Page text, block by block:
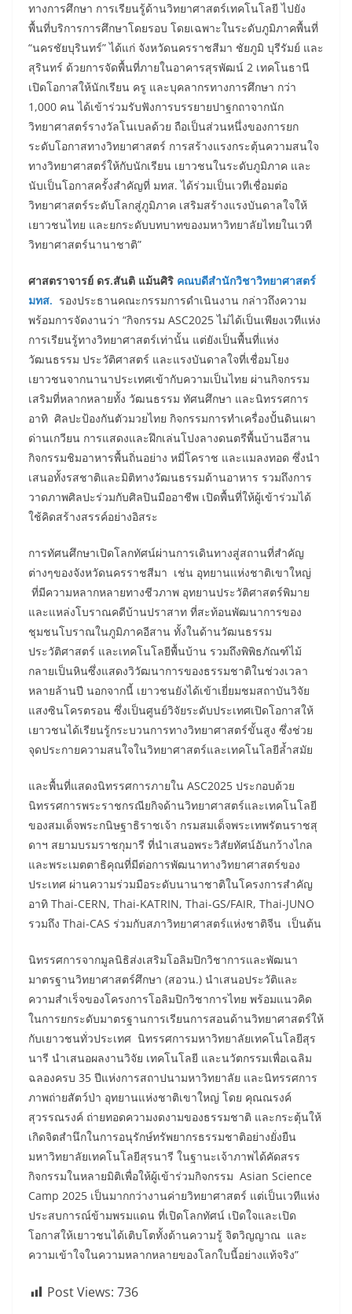
ทางการศึกษา การเรียนรู้ด้านวิทยาศาสตร์เทคโนโลยี ไปยัง
พื้นที่บริการการศึกษาโดยรอบ โดยเฉพาะในระดับภูมิภาคพื้นที่
“นครชัยบุรินทร์” ได้แก่ จังหวัดนครราชสีมา ชัยภูมิ บุรีรัมย์ และ
สุรินทร์ ด้วยการจัดพื้นที่ภายในอาคารสุรพัฒน์ 2 เทคโนธานี
เปิดโอกาสให้นักเรียน ครู และบุคลากรทางการศึกษา กว่า
1,000 คน ได้เข้าร่วมรับฟังการบรรยายปาฐกถาจากนัก
วิทยาศาสตร์รางวัลโนเบลด้วย ถือเป็นส่วนหนึ่งของการยก
ระดับโอกาสทางวิทยาศาสตร์ การสร้างแรงกระตุ้นความสนใจ
ทางวิทยาศาสตร์ให้กับนักเรียน เยาวชนในระดับภูมิภาค และ
นับเป็นโอกาสครั้งสำคัญที่ มทส. ได้ร่วมเป็นเวทีเชื่อมต่อ
วิทยาศาสตร์ระดับโลกสู่ภูมิภาค เสริมสร้างแรงบันดาลใจให้
เยาวชนไทย และยกระดับบทบาทของมหาวิทยาลัยไทยในเวที
วิทยาศาสตร์นานาชาติ”
ศาสตราจารย์ ดร.สันติ แม้นศิริ คณบดีสำนักวิชาวิทยาศาสตร์
มทส. รองประธานคณะกรรมการดำเนินงาน กล่าวถึงความ
พร้อมการจัดงานว่า “กิจกรรม ASC2025 ไม่ได้เป็นเพียงเวทีแห่ง
การเรียนรู้ทางวิทยาศาสตร์เท่านั้น แต่ยังเป็นพื้นที่แห่ง
วัฒนธรรม ประวัติศาสตร์ และแรงบันดาลใจที่เชื่อมโยง
เยาวชนจากนานาประเทศเข้ากับความเป็นไทย ผ่านกิจกรรม
เสริมที่หลากหลายทั้ง วัฒนธรรม ทัศนศึกษา และนิทรรศการ
อาทิ ศิลปะป้องกันตัวมวยไทย กิจกรรมการทำเครื่องปั้นดินเผา
ด่านเกวียน การแสดงและฝึกเล่นโปงลางดนตรีพื้นบ้านอีสาน
กิจกรรมชิมอาหารพื้นถิ่นอย่าง หมี่โคราช และแมลงทอด ซึ่งนำ
เสนอทั้งรสชาติและมิติทางวัฒนธรรมด้านอาหาร รวมถึงการ
วาดภาพศิลปะร่วมกับศิลปินมืออาชีพ เปิดพื้นที่ให้ผู้เข้าร่วมได้
ใช้คิดสร้างสรรค์อย่างอิสระ
การทัศนศึกษาเปิดโลกทัศน์ผ่านการเดินทางสู่สถานที่สำคัญ
ต่างๆของจังหวัดนครราชสีมา เช่น อุทยานแห่งชาติเขาใหญ่
ที่มีความหลากหลายทางชีวภาพ อุทยานประวัติศาสตร์พิมาย
และแหล่งโบราณคดีบ้านปราสาท ที่สะท้อนพัฒนาการของ
ชุมชนโบราณในภูมิภาคอีสาน ทั้งในด้านวัฒนธรรม
ประวัติศาสตร์ และเทคโนโลยีพื้นบ้าน รวมถึงพิพิธภัณฑ์ไม้
กลายเป็นหินซึ่งแสดงวิวัฒนาการของธรรมชาติในช่วงเวลา
หลายล้านปี นอกจากนี้ เยาวชนยังได้เข้าเยี่ยมชมสถาบันวิจัย
แสงซินโครตรอน ซึ่งเป็นศูนย์วิจัยระดับประเทศเปิดโอกาสให้
เยาวชนได้เรียนรู้กระบวนการทางวิทยาศาสตร์ขั้นสูง ซึ่งช่วย
จุดประกายความสนใจในวิทยาศาสตร์และเทคโนโลยีล้ำสมัย
และพื้นที่แสดงนิทรรศการภายใน ASC2025 ประกอบด้วย
นิทรรศการพระราชกรณียกิจด้านวิทยาศาสตร์และเทคโนโลยี
ของสมเด็จพระกนิษฐาธิราชเจ้า กรมสมเด็จพระเทพรัตนราชสุ
ดาฯ สยามบรมราชกุมารี ที่นำเสนอพระวิสัยทัศน์อันกว้างไกล
และพระเมตตาธิคุณที่มีต่อการพัฒนาทางวิทยาศาสตร์ของ
ประเทศ ผ่านความร่วมมือระดับนานาชาติในโครงการสำคัญ
อาทิ Thai-CERN, Thai-KATRIN, Thai-GS/FAIR, Thai-JUNO
รวมถึง Thai-CAS ร่วมกับสภาวิทยาศาสตร์แห่งชาติจีน เป็นต้น
นิทรรศการจากมูลนิธิส่งเสริมโอลิมปิกวิชาการและพัฒนา
มาตรฐานวิทยาศาสตร์ศึกษา (สอวน.) นำเสนอประวัติและ
ความสำเร็จของโครงการโอลิมปิกวิชาการไทย พร้อมแนวคิด
ในการยกระดับมาตรฐานการเรียนการสอนด้านวิทยาศาสตร์ให้
กับเยาวชนทั่วประเทศ นิทรรศการมหาวิทยาลัยเทคโนโลยีสุร
นารี นำเสนอผลงานวิจัย เทคโนโลยี และนวัตกรรมเพื่อเฉลิม
ฉลองครบ 35 ปีแห่งการสถาปนามหาวิทยาลัย และนิทรรศการ
ภาพถ่ายสัตว์ป่า อุทยานแห่งชาติเขาใหญ่ โดย คุณณรงค์
สุวรรณรงค์ ถ่ายทอดความงดงามของธรรมชาติ และกระตุ้นให้
เกิดจิตสำนึกในการอนุรักษ์ทรัพยากรธรรมชาติอย่างยั่งยืน
มหาวิทยาลัยเทคโนโลยีสุรนารี ในฐานะเจ้าภาพได้คัดสรร
กิจกรรมในหลายมิติเพื่อให้ผู้เข้าร่วมกิจกรรม Asian Science
Camp 2025 เป็นมากกว่างานค่ายวิทยาศาสตร์ แต่เป็นเวทีแห่ง
ประสบการณ์ข้ามพรมแดน ที่เปิดโลกทัศน์ เปิดใจและเปิด
โอกาสให้เยาวชนได้เติบโตทั้งด้านความรู้ จิตวิญญาณ และ
ความเข้าใจในความหลากหลายของโลกใบนี้อย่างแท้จริง”
Post Views: 736